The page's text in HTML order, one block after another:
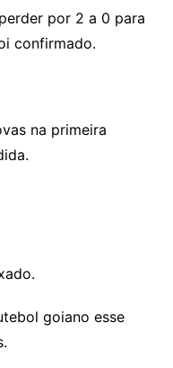
por 2 a 0 para
confirmado.
na primeira
goiano esse